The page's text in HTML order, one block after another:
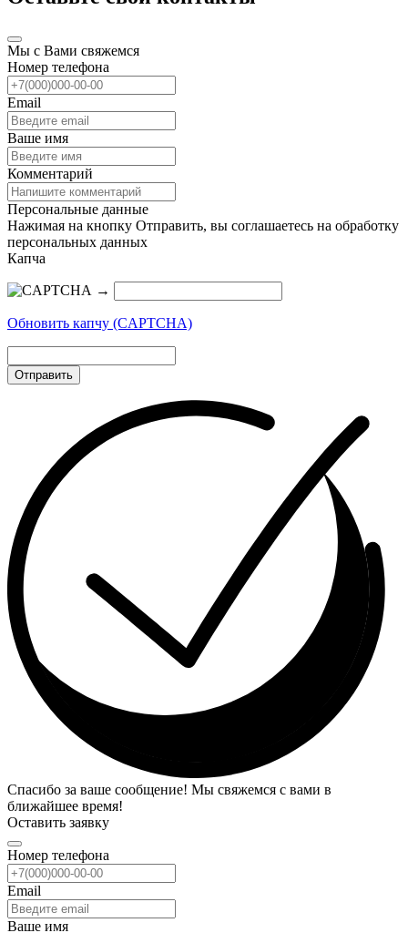
Мы с Вами свяжемся
Номер телефона
Email
Ваше имя
Комментарий
Персональные данные
Нажимая на кнопку Отправить, вы соглашаетесь на обработку
персональных данных
Капча
→
Обновить капчу (CAPTCHA)
Отправить
Спасибо за ваше сообщение! Мы свяжемся с вами в
ближайшее время!
Оставить заявку
Номер телефона
Email
Ваше имя